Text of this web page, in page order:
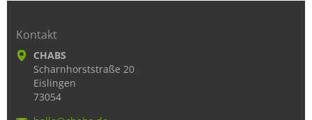
Kontakt
CHABS
Scharnhorststraße 20
Eislingen
73054